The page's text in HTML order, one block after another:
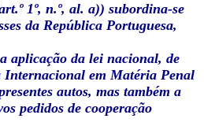
1º, n.º, al. a)) subordina-se
da República Portuguesa,
aplicação da lei nacional, de
Internacional em Matéria Penal
autos, mas também a
pedidos de cooperação